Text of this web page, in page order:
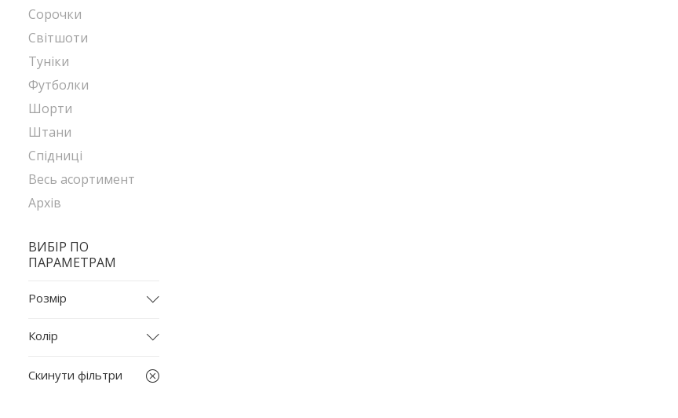
Сорочки
Світшоти
Туніки
Футболки
Шорти
Штани
Спідниці
Весь асортимент
Архів
ВИБІР ПО
ПАРАМЕТРАМ
Розмір
L
L-XL
Колір
білий
Скинути фільтри